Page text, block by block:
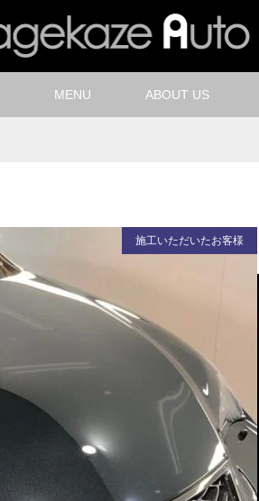
MENU ABOUT US
施工いただいたお客様